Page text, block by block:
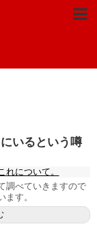
いるという噂
れについて。
調べていきますので
す。